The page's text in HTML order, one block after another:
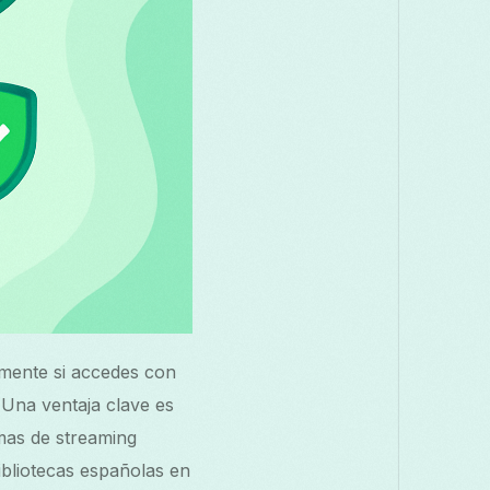
si accedes con
ventaja clave es
de streaming
españolas en